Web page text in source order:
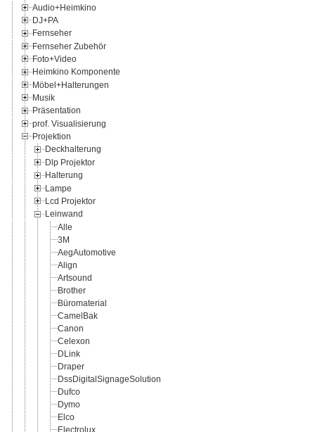
Audio+Heimkino
DJ+PA
Fernseher
Fernseher Zubehör
Foto+Video
Heimkino Komponente
Möbel+Halterungen
Musik
Präsentation
prof. Visualisierung
Projektion
Deckhalterung
Dlp Projektor
Halterung
Lampe
Lcd Projektor
Leinwand
Alle
3M
AegAutomotive
Align
Artsound
Brother
Büromaterial
CamelBak
Canon
Celexon
DLink
Draper
DssDigitalSignageSolution
Dufco
Dymo
Elco
Electrolux